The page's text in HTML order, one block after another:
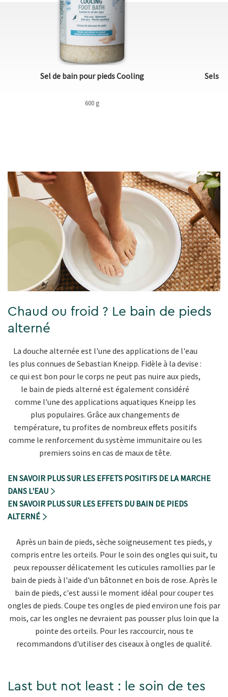
Sel de bain pour pieds Cooling
600 g
Sels
Chaud ou froid ? Le bain de pieds
alterné
La douche alternée est l'une des applications de l'eau
les plus connues de Sebastian Kneipp. Fidèle à la devise :
ce qui est bon pour le corps ne peut pas nuire aux pieds,
le bain de pieds alterné est également considéré
comme l'une des applications aquatiques Kneipp les
plus populaires. Grâce aux changements de
température, tu profites de nombreux effets positifs
comme le renforcement du système immunitaire ou les
premiers soins en cas de maux de tête.
EN SAVOIR PLUS SUR LES EFFETS POSITIFS DE LA MARCHE
DANS L'EAU
EN SAVOIR PLUS SUR LES EFFETS DU BAIN DE PIEDS
ALTERNÉ
Après un bain de pieds, sèche soigneusement tes pieds, y
compris entre les orteils. Pour le soin des ongles qui suit, tu
peux repousser délicatement les cuticules ramollies par le
bain de pieds à l'aide d'un bâtonnet en bois de rose. Après le
bain de pieds, c'est aussi le moment idéal pour couper tes
ongles de pieds. Coupe tes ongles de pied environ une fois par
mois, car les ongles ne devraient pas pousser plus loin que la
pointe des orteils. Pour les raccourcir, nous te
recommandons d'utiliser des ciseaux à ongles de qualité.
Last but not least : le soin de tes